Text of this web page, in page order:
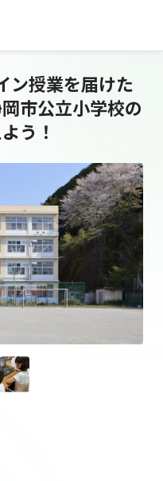
ン授業を届けた
市公立小学校の
う！